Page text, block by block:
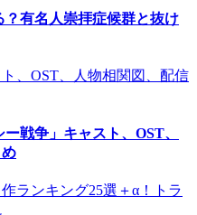
有名人崇拝症候群と抜け
ー戦争」キャスト、OST、